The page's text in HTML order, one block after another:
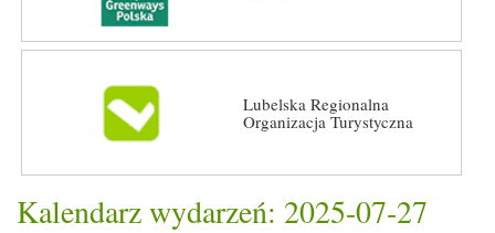
Lubelska Regionalna
Organizacja Turystyczna
Kalendarz wydarzeń: 2025-07-27